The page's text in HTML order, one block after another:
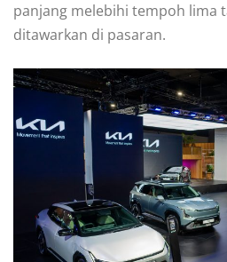
panjang melebihi tempoh lima
ditawarkan di pasaran.